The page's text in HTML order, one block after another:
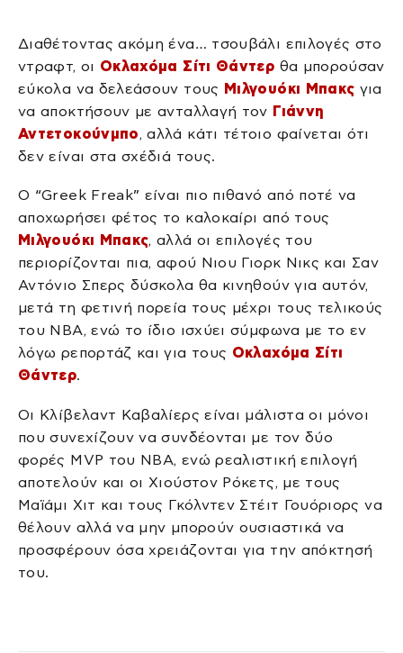
Διαθέτοντας ακόμη ένα… τσουβάλι επιλογές στο
ντραφτ, οι Οκλαχόμα Σίτι Θάντερ θα μπορούσαν
εύκολα να δελεάσουν τους Μιλγουόκι Μπακς για
να αποκτήσουν με ανταλλαγή τον Γιάννη
Αντετοκούνμπο, αλλά κάτι τέτοιο φαίνεται ότι
δεν είναι στα σχέδιά τους.
Ο “Greek Freak” είναι πιο πιθανό από ποτέ να
αποχωρήσει φέτος το καλοκαίρι από τους
Μιλγουόκι Μπακς, αλλά οι επιλογές του
περιορίζονται πια, αφού Νιου Γιορκ Νικς και Σαν
Αντόνιο Σπερς δύσκολα θα κινηθούν για αυτόν,
μετά τη φετινή πορεία τους μέχρι τους τελικούς
του NBA, ενώ το ίδιο ισχύει σύμφωνα με το εν
λόγω ρεπορτάζ και για τους Οκλαχόμα Σίτι
Θάντερ.
Οι Κλίβελαντ Καβαλίερς είναι μάλιστα οι μόνοι
που συνεχίζουν να συνδέονται με τον δύο
φορές MVP του NBA, ενώ ρεαλιστική επιλογή
αποτελούν και οι Χιούστον Ρόκετς, με τους
Μαϊάμι Χιτ και τους Γκόλντεν Στέιτ Γουόριορς να
θέλουν αλλά να μην μπορούν ουσιαστικά να
προσφέρουν όσα χρειάζονται για την απόκτησή
του.